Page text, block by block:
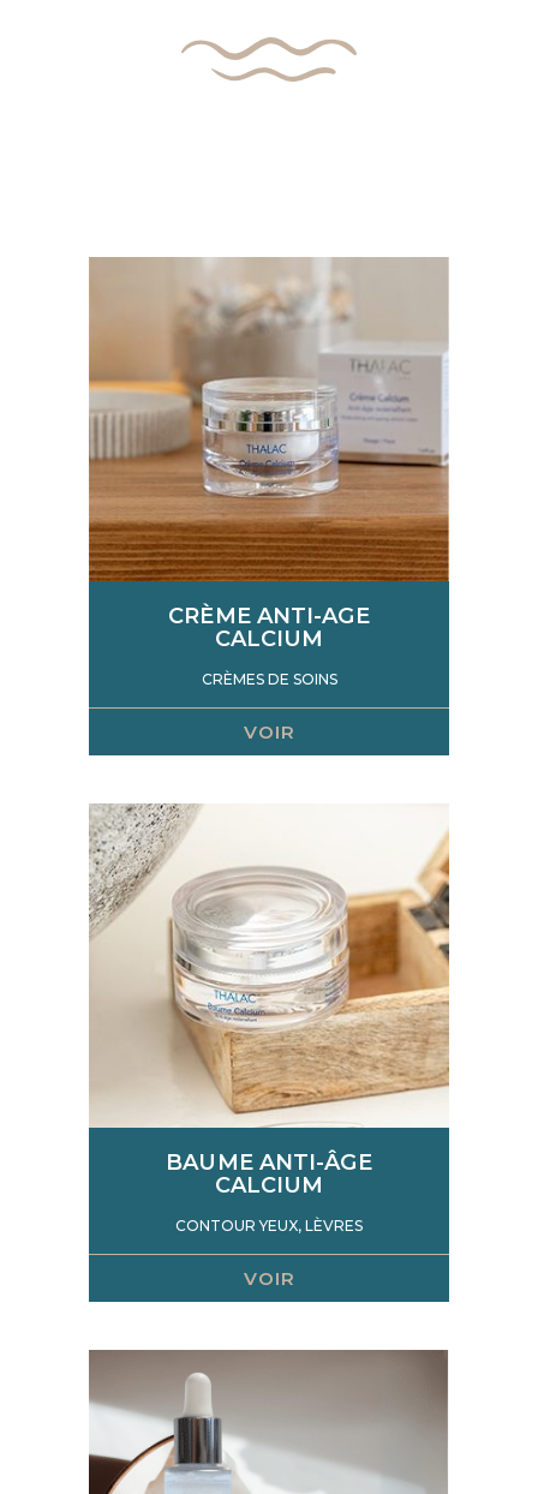
CRÈME ANTI-AGE
CALCIUM
CRÈMES DE SOINS
VOIR
BAUME ANTI-ÂGE
CALCIUM
CONTOUR YEUX, LÈVRES
VOIR